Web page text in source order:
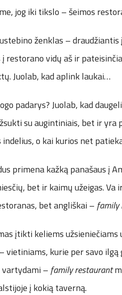
jog iki tikslo – šeimos
ženklas –
restorano vidų aš ir
Juolab, kad aplink laukai…
padarys? Juolab, kad
su augintiniais, bet ir
o kai kurios net
primena kažką panašaus į
bet ir kaimų užeigas.
bet angliškai – family
įtikti keliems
vietiniams, kurie per savo
– family restaurant
į kokią taverną.